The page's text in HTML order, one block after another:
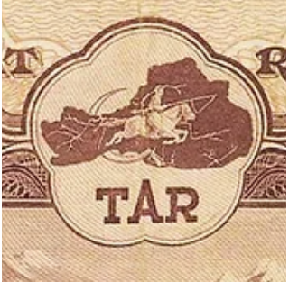
ausgegeben. Ein Tscherwonez war im Wert an
die zaristische 10-Rubel-Goldmünze angelehnt
und enthielt 7,74 Gramm Feingold. Die
Tscherwonez-Geldscheine